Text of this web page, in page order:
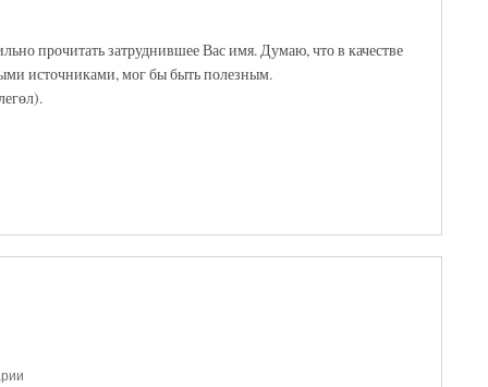
прочитать затруднившее Вас имя. Думаю, что в качестве
источниками, мог бы быть полезным.